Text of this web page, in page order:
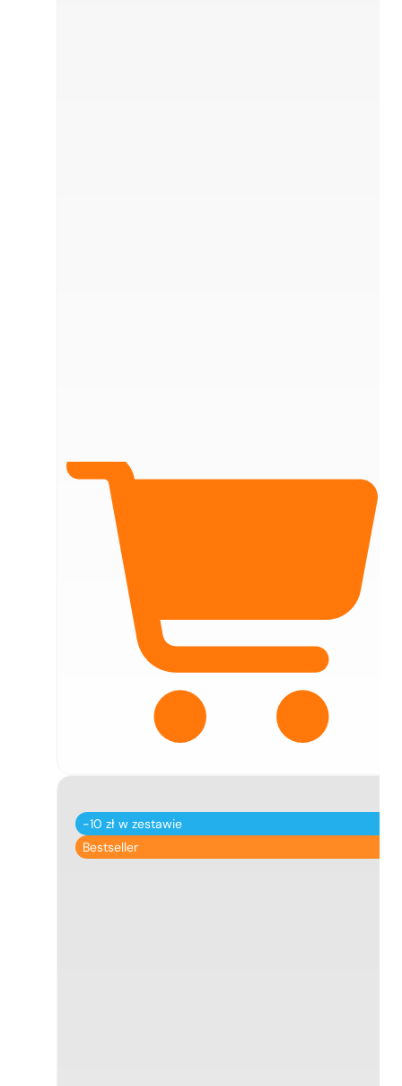
-10 zł w zestawie
Bestseller